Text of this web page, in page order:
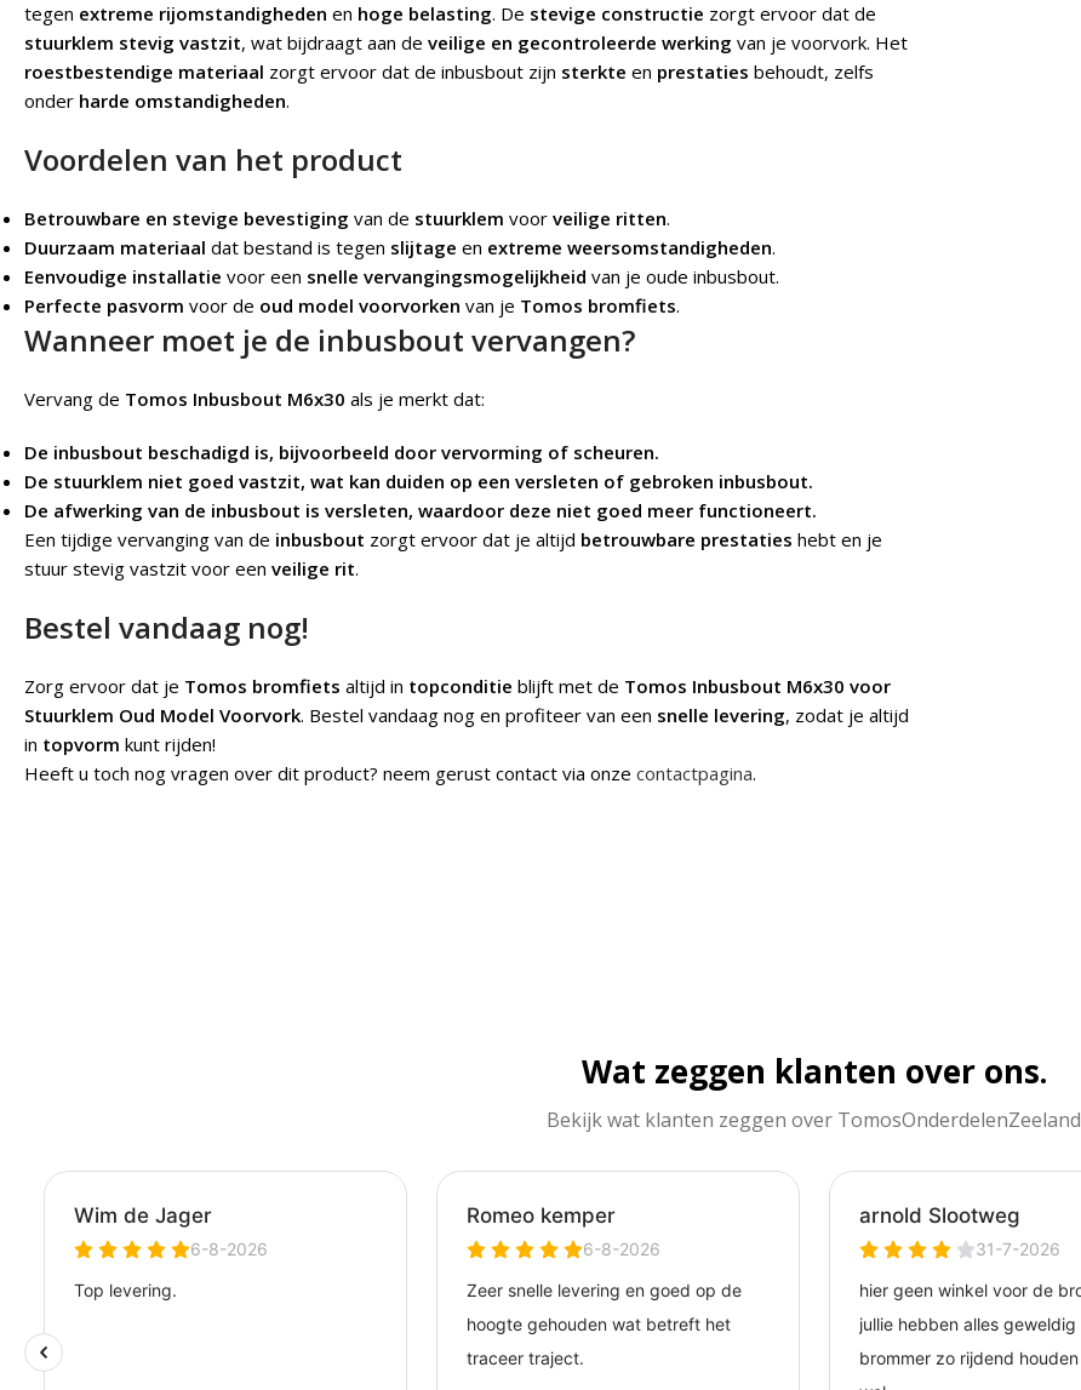
tegen extreme rijomstandigheden en hoge belasting. De stevige constructie zorgt ervoor dat de
stuurklem stevig vastzit, wat bijdraagt aan de veilige en gecontroleerde werking van je voorvork. Het
roestbestendige materiaal zorgt ervoor dat de inbusbout zijn sterkte en prestaties behoudt, zelfs
onder harde omstandigheden.
Voordelen van het product
Betrouwbare en stevige bevestiging van de stuurklem voor veilige ritten.
Duurzaam materiaal dat bestand is tegen slijtage en extreme weersomstandigheden.
Eenvoudige installatie voor een snelle vervangingsmogelijkheid van je oude inbusbout.
Perfecte pasvorm voor de oud model voorvorken van je Tomos bromfiets.
Wanneer moet je de inbusbout vervangen?
Vervang de Tomos Inbusbout M6x30 als je merkt dat:
De inbusbout beschadigd is, bijvoorbeeld door vervorming of scheuren.
De stuurklem niet goed vastzit, wat kan duiden op een versleten of gebroken inbusbout.
De afwerking van de inbusbout is versleten, waardoor deze niet goed meer functioneert.
Een tijdige vervanging van de inbusbout zorgt ervoor dat je altijd betrouwbare prestaties hebt en je
stuur stevig vastzit voor een veilige rit.
Bestel vandaag nog!
Zorg ervoor dat je Tomos bromfiets altijd in topconditie blijft met de Tomos Inbusbout M6x30 voor
Stuurklem Oud Model Voorvork. Bestel vandaag nog en profiteer van een snelle levering, zodat je altijd
in topvorm kunt rijden!
Heeft u toch nog vragen over dit product? neem gerust contact via onze contactpagina.
Wat zeggen klanten over ons.
Bekijk wat klanten zeggen over TomosOnderdelenZeeland